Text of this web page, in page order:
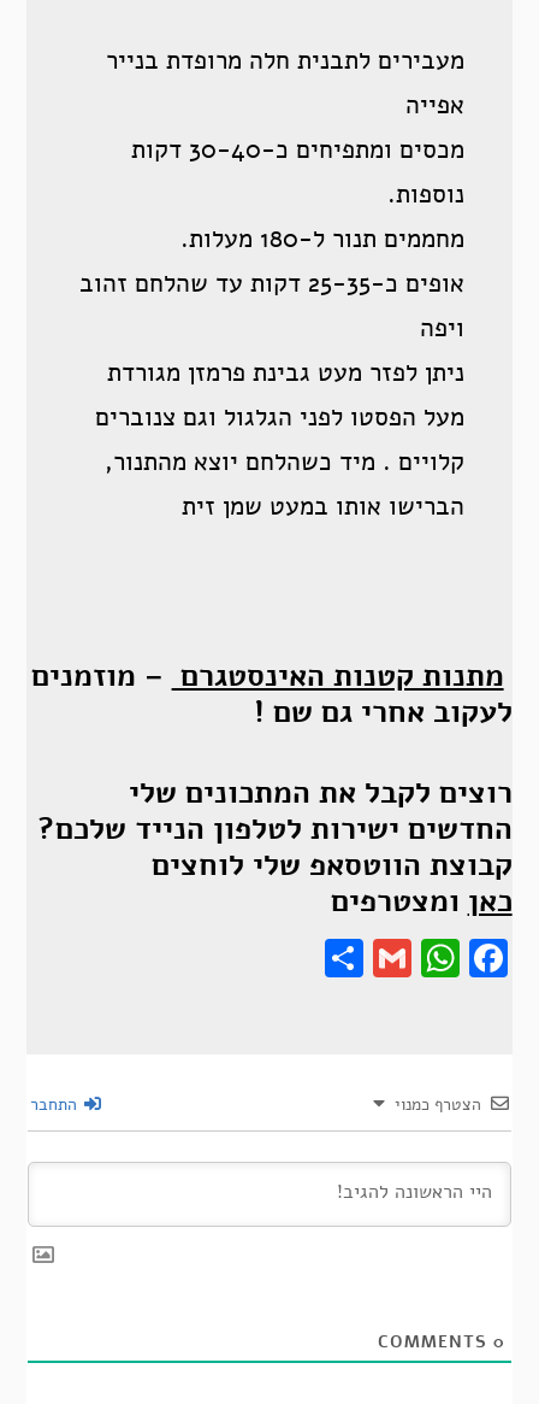
מעבירים לתבנית חלה מרופדת בנייר
אפייה
מכסים ומתפיחים כ-30-40 דקות
נוספות.
מחממים תנור ל-180 מעלות.
אופים כ-25-35 דקות עד שהלחם זהוב
ויפה
ניתן לפזר מעט גבינת פרמזן מגורדת
מעל הפסטו לפני הגלגול וגם צנוברים
קלויים . מיד כשהלחם יוצא מהתנור,
הברישו אותו במעט שמן זית
מתנות קטנות האינסטגרם – מוזמנים
לעקוב אחרי גם שם !
רוצים לקבל את המתכונים שלי
החדשים ישירות לטלפון הנייד שלכם?
קבוצת הווטסאפ שלי לוחצים
כאן ומצטרפים
Gmail
Share
הצטרף כמנוי התחבר
0